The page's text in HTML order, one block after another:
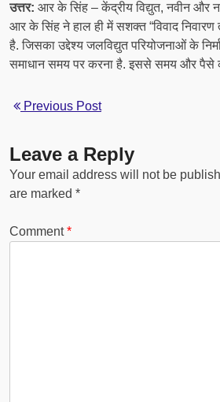
उत्तर: आर के सिंह – केंद्रीय विद्युत, नवीन और
आर के सिंह ने हाल ही में सशक्त “विवाद
है. जिसका उद्देश्य जलविद्युत परियोजनाओं के
समाधान समय पर करना है. इससे समय और पैसे
Previous Post
Leave a Reply
Your email address will not be
are marked *
Comment*